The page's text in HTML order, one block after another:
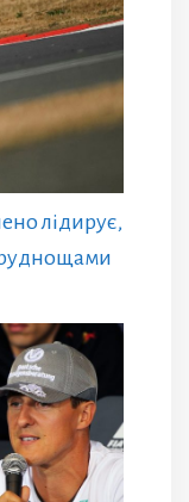
лідирує,